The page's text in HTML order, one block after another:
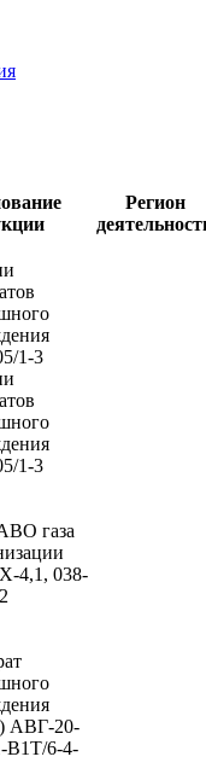
Регион
1-3
1-3
газа
4,1, 038-
АВГ-20-
В1Т/6-4-